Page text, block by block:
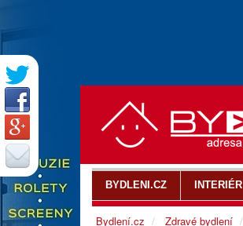
BYDLENI.CZ INTERIÉR
Bydlení.cz Zdravé bydlení